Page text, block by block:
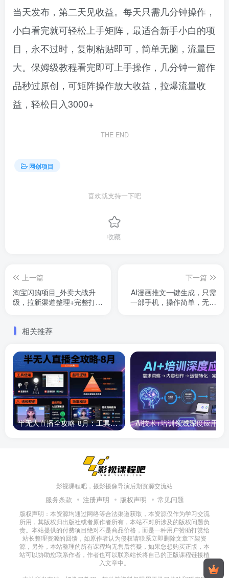
当天发布，第二天见收益。每天只需几分钟操作，
小白看完就可轻松上手矩阵，最适合新手小白的项
目，永不过时，复制粘贴即可，简单无脑，流量巨
大。保姆级教程看完即可上手操作，几分钟一篇作
品秒过原创，可矩阵操作放大收益，拉爆流量收
益，轻松日入3000+
THE END
网创项目
喜欢就支持一下吧
收藏
上一篇
淘宝闪购项目_外卖大战升
级，拉新渠道整理+完整打法
下一篇
AI漫画推文一键生成，只需
一部手机，操作简单，无脑
相关推荐
半无人直播全攻略-8月：工具使用+起号逻辑+违规规避,新增AI超体与跨境模块
影视课程吧，摄影摄像导演后期资源交流站
服务条款 注册声明 版权声明 常见问题
版权声明：本资源均通过网络等合法渠道获取，本资源仅作为学习交流
所用，其版权归出版社或者原作者所有，本站不对所涉及的版权问题负
责。本站提供的付费项目绝对不是商品价格，而是一种用户赞助打赏给
站长整理资源的回馈，如原作者认为侵权请联系立即删除文章下架资
源，另外，本站整理的所有课程均无售后答疑，如果您想购买正版，本
站可以协助您联系作者，作者也可以联系站长将自己的正版课程链接植
入文章中。